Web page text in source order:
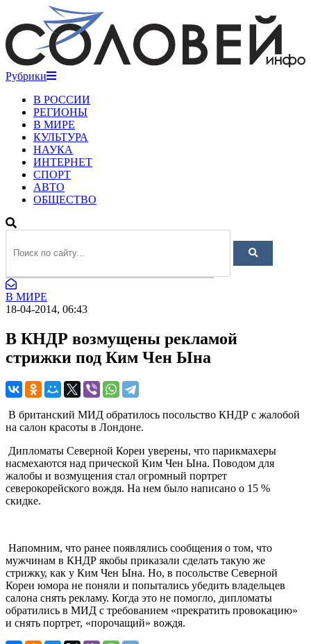
Рубрики
В РОССИИ
РЕГИОНЫ
В МИРЕ
КУЛЬТУРА
НАУКА
ИНТЕРНЕТ
СПОРТ
АВТО
ОБЩЕСТВО
В МИРЕ
18-04-2014, 06:43
В КНДР возмущены рекламой
стрижки под Ким Чен Ына
В британский МИД обратилось посольство КНДР с жалобой
на салон красоты в Лондоне.
Дипломаты Северной Кореи уверены, что парикмахеры
насмехаются над прической Ким Чен Ына. Поводом для
жалобы и возмущения стал огромный портрет
северокорейского вождя. На нем было написано о 15 %
скидке.
Напомним, что ранее появлялись сообщения о том, что
мужчинам в КНДР якобы приказали сделать такую же
стрижку, как у Ким Чен Ына. Но, в посольстве Северной
Кореи юмора не поняли и попытались убедить владельцев
салона снять рекламу. Когда это не помогло, дипломаты
обратились в МИД с требованием «прекратить провокацию»
и снять портрет, «порочащий» вождя.